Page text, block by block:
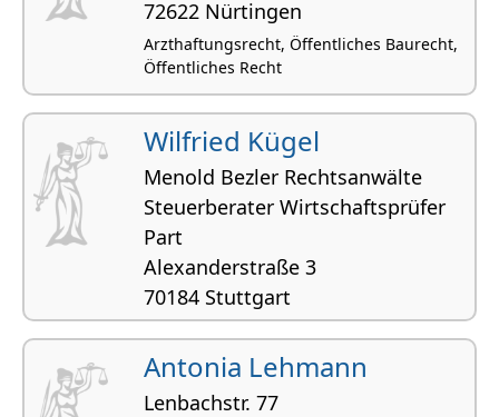
72622 Nürtingen
Arzthaftungsrecht, Öffentliches Baurecht,
Öffentliches Recht
Wilfried Kügel
Menold Bezler Rechtsanwälte
Steuerberater Wirtschaftsprüfer
Part
Alexanderstraße 3
70184 Stuttgart
Umweltrecht,
Antonia Lehmann
Lenbachstr. 77